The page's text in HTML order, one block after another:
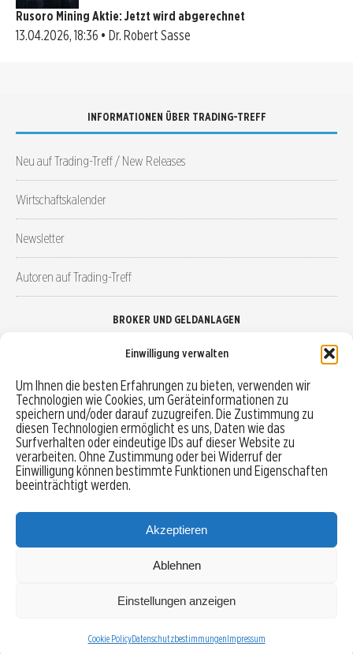
Einwilligung verwalten
Um Ihnen die besten Erfahrungen zu bieten, verwenden wir
Technologien wie Cookies, um Geräteinformationen zu
speichern und/oder darauf zuzugreifen. Die Zustimmung zu
diesen Technologien ermöglicht es uns, Daten wie das
Surfverhalten oder eindeutige IDs auf dieser Website zu
verarbeiten. Ohne Zustimmung oder bei Widerruf der
Einwilligung können bestimmte Funktionen und Eigenschaften
beeinträchtigt werden.
Akzeptieren
Ablehnen
Einstellungen anzeigen
Cookie PolicyDatenschutzbestimmungenImpressum
Rusoro Mining Aktie: Jetzt wird abgerechnet
13.04.2026, 18:36 • Dr. Robert Sasse
INFORMATIONEN ÜBER TRADING-TREFF
Neu auf Trading-Treff / New Releases
Wirtschaftskalender
Newsletter
Autoren auf Trading-Treff
BROKER UND GELDANLAGEN
Robo-Advisor vergleichen
Depotvergleich
Festgeld vergleichen
Tagesgeld vergleichen